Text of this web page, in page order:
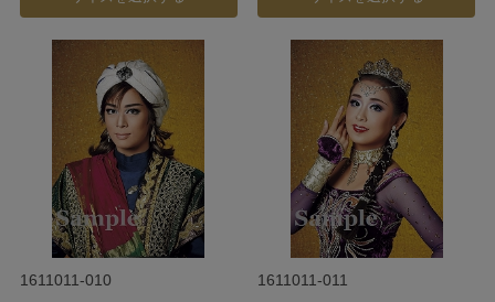
1611011-010 1611011-011